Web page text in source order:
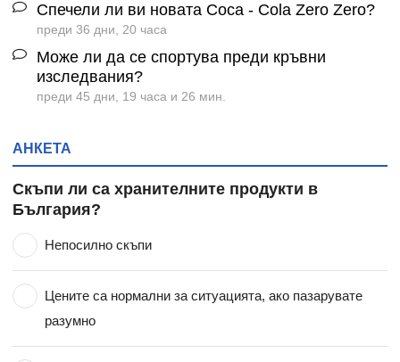
Спечели ли ви новата Coca - Cola Zero Zero?
преди 36 дни, 20 часа
Може ли да се спортува преди кръвни
изследвания?
преди 45 дни, 19 часа и 26 мин.
АНКЕТА
Скъпи ли са хранителните продукти в
България?
Непосилно скъпи
Цените са нормални за ситуацията, ако пазарувате
разумно